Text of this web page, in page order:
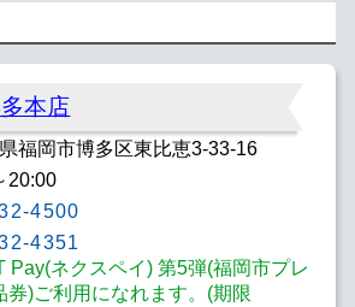
本店
福岡市博多区東比恵3-33-16
20:00
4500
4351
Pay(ネクスペイ) 第5弾(福岡市プレ
券)ご利用になれます。(期限